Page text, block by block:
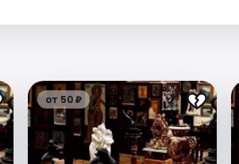
от 50 ₽